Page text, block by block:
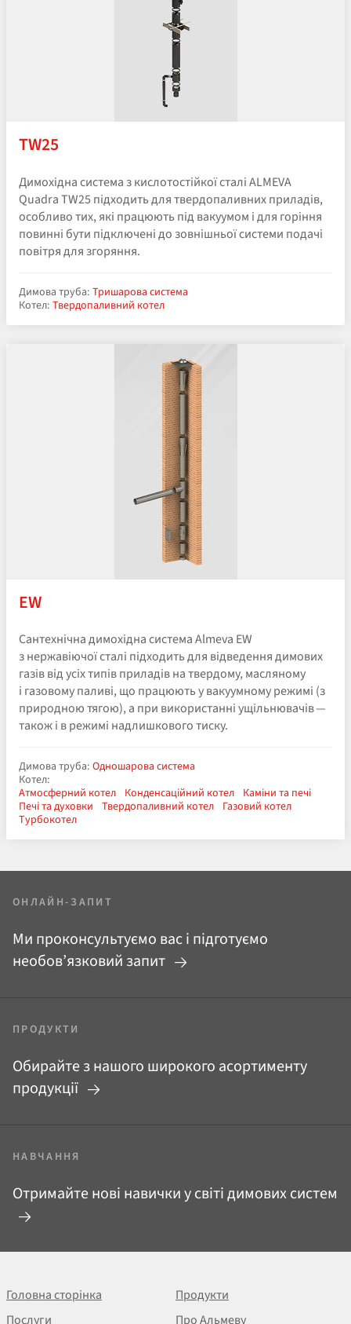
TW25
Димохідна система з кислотостійкої сталі ALMEVA
Quadra TW25 підходить для твердопаливних приладів,
особливо тих, які працюють під вакуумом і для горіння
повинні бути підключені до зовнішньої системи подачі
повітря для згоряння.
Димова труба: Тришарова система
Котел: Твердопаливний котел
EW
Сантехнічна димохідна система Almeva EW
з нержавіючої сталі підходить для відведення димових
газів від усіх типів приладів на твердому, масляному
і газовому паливі, що працюють у вакуумному режимі (з
природною тягою), а при використанні ущільнювачів —
також і в режимі надлишкового тиску.
Димова труба: Одношарова система
Котел:
Атмосферний котел Конденсаційний котел Каміни та печі
Печі та духовки Твердопаливний котел Газовий котел
Турбокотел
ОНЛАЙН-ЗАПИТ
Ми проконсультуємо вас і підготуємо
необов’язковий запит
ПРОДУКТИ
Обирайте з нашого широкого асортименту
продукції
НАВЧАННЯ
Отримайте нові навички у світі димових систем
Головна сторінка
Продукти
Послуги
Про Альмеву